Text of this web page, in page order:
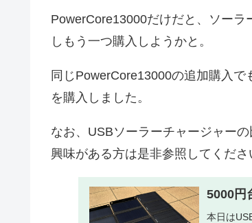
PowerCore13000だけだと、ソー
しもう一つ購入しようかと。
同じPowerCore13000の追加購入
を購入しました。
なお、USBソーラーチャージャー
興味がある方は是非参照してくださ
5000円
本日は